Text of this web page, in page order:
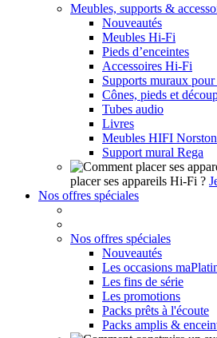
Meubles, supports &
Nouveautés
Meubles Hi-Fi
Pieds d’enceintes
Accessoires Hi-Fi
Supports muraux
Cônes, pieds et
Tubes audio
Livres
Meubles HIFI
Support mural Rega
placer ses appareils Hi-Fi ?
Nos offres spéciales
Nos offres spéciales
Nouveautés
Les occasions
Les fins de série
Les promotions
Packs prêts à l'écoute
Packs amplis &